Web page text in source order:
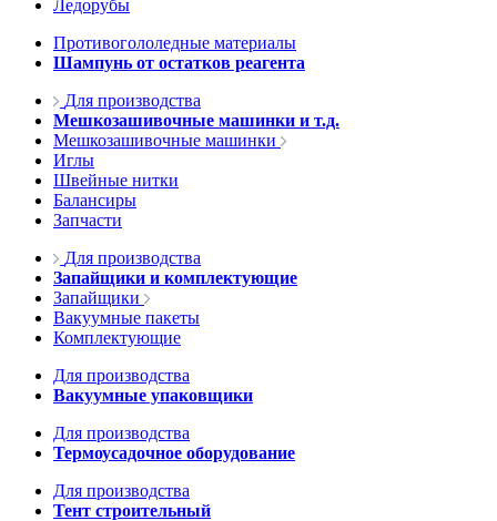
Ледорубы
Противогололедные материалы
Шампунь от остатков реагента
Для производства
Мешкозашивочные машинки и т.д.
Мешкозашивочные машинки
Иглы
Швейные нитки
Балансиры
Запчасти
Для производства
Запайщики и комплектующие
Запайщики
Вакуумные пакеты
Комплектующие
Для производства
Вакуумные упаковщики
Для производства
Термоусадочное оборудование
Для производства
Тент строительный